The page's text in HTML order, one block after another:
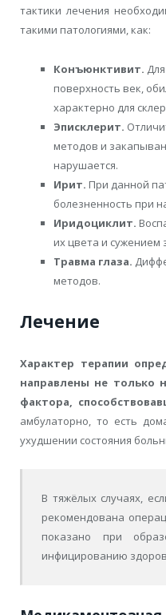
тактики лечения
такими патологиями, как:
Конъюнктивит.
поверхность век,
характерно для
Эписклерит.
методов и
нарушается.
Ирит. При данной
болезненность при
Иридоциклит.
их цвета и сужением
Травма глаза.
методов.
Лечение
Характер терапии
направлены не только
фактора,
амбулаторно, то есть
ухудшении состояния
В тяжёлых случаях,
рекомендована
показано при
инфицированию